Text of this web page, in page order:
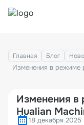
Главная Блог
Изменения в
Hualian
18 декабря 2025